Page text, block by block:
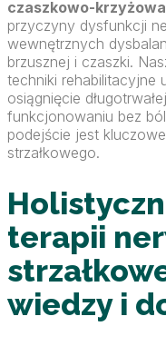
czaszkowo-krzyżowa
przyczyny dysfunkcji
wewnętrznych
brzusznej i czaszki.
techniki rehabilitacyjne
osiągnięcie
funkcjonowaniu bez
podejście jest
strzałkowego.
terapii
wiedzy i